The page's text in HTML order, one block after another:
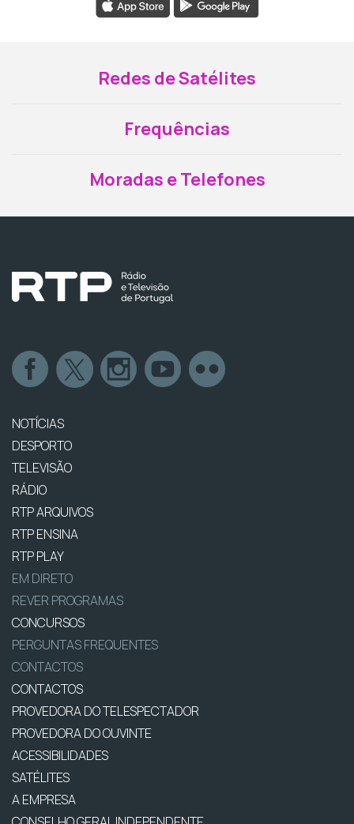
Redes de Satélites
Frequências
Moradas e Telefones
NOTÍCIAS
DESPORTO
TELEVISÃO
RÁDIO
RTP ARQUIVOS
RTP ENSINA
RTP PLAY
EM DIRETO
REVER PROGRAMAS
CONCURSOS
PERGUNTAS FREQUENTES
CONTACTOS
CONTACTOS
PROVEDORA DO TELESPECTADOR
PROVEDORA DO OUVINTE
ACESSIBILIDADES
SATÉLITES
A EMPRESA